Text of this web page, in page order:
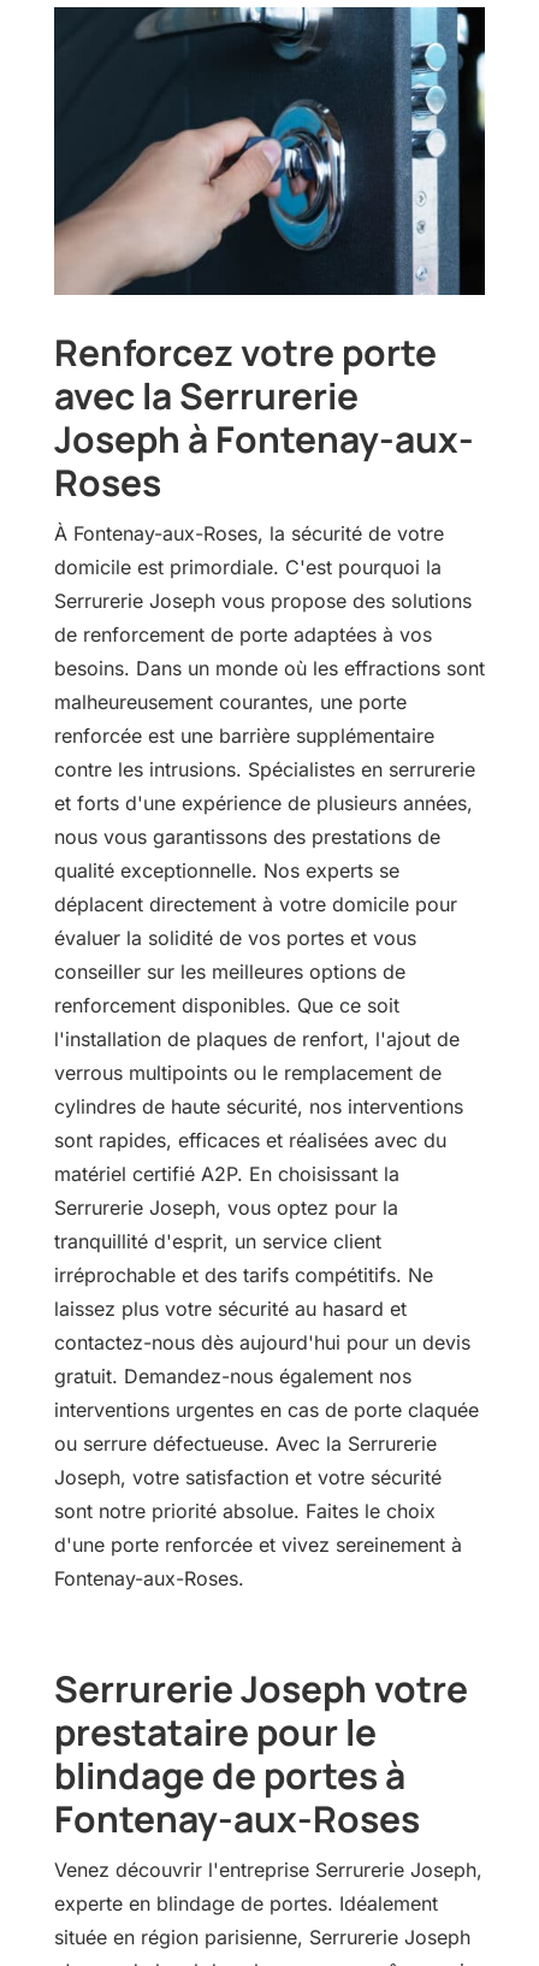
Renforcez votre porte
avec la Serrurerie
Joseph à Fontenay-aux-
Roses
À Fontenay-aux-Roses, la sécurité de votre
domicile est primordiale. C'est pourquoi la
Serrurerie Joseph vous propose des solutions
de renforcement de porte adaptées à vos
besoins. Dans un monde où les effractions sont
malheureusement courantes, une porte
renforcée est une barrière supplémentaire
contre les intrusions. Spécialistes en serrurerie
et forts d'une expérience de plusieurs années,
nous vous garantissons des prestations de
qualité exceptionnelle. Nos experts se
déplacent directement à votre domicile pour
évaluer la solidité de vos portes et vous
conseiller sur les meilleures options de
renforcement disponibles. Que ce soit
l'installation de plaques de renfort, l'ajout de
verrous multipoints ou le remplacement de
cylindres de haute sécurité, nos interventions
sont rapides, efficaces et réalisées avec du
matériel certifié A2P. En choisissant la
Serrurerie Joseph, vous optez pour la
tranquillité d'esprit, un service client
irréprochable et des tarifs compétitifs. Ne
laissez plus votre sécurité au hasard et
contactez-nous dès aujourd'hui pour un devis
gratuit. Demandez-nous également nos
interventions urgentes en cas de porte claquée
ou serrure défectueuse. Avec la Serrurerie
Joseph, votre satisfaction et votre sécurité
sont notre priorité absolue. Faites le choix
d'une porte renforcée et vivez sereinement à
Fontenay-aux-Roses.
Serrurerie Joseph votre
prestataire pour le
blindage de portes à
Fontenay-aux-Roses
Venez découvrir l'entreprise Serrurerie Joseph,
experte en blindage de portes. Idéalement
située en région parisienne, Serrurerie Joseph